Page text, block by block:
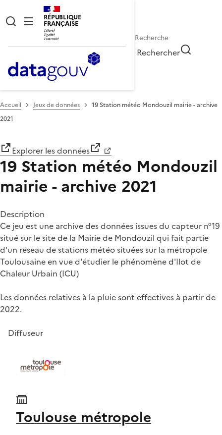
RÉPUBLIQUE
FRANÇAISE
Rechercher
Accueil Jeux de données
19 Station météo Mondouzil mairie - archive
2021
Explorer les données
19 Station météo Mondouzil
mairie - archive 2021
Description
Ce jeu est une archive des données issues du capteur n°19
situé sur le site de la Mairie de Mondouzil qui fait partie
d'un réseau de stations météo situées sur la métropole
Toulousaine en vue d'étudier le phénomène d'Ilot de
Chaleur Urbain (ICU)
Les données relatives à la pluie sont effectives à partir de
2022.
Diffuseur
Toulouse métropole